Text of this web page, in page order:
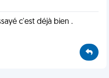
c'est déjà bien .